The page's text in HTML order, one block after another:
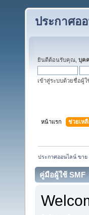
ประกาศอ
ยินดีต้อนรับคุณ, บุค
เข้าสู่ระบบด้วยชื่อผู้
หน้าแรก ช่วยเห
ประกาศออนไลน์ ขาย
คู่มือผู้ใช้ SMF